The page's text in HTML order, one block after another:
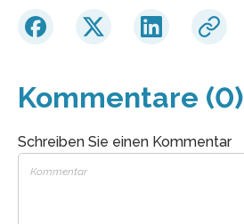
Kommentare (0)
Schreiben Sie einen Kommentar